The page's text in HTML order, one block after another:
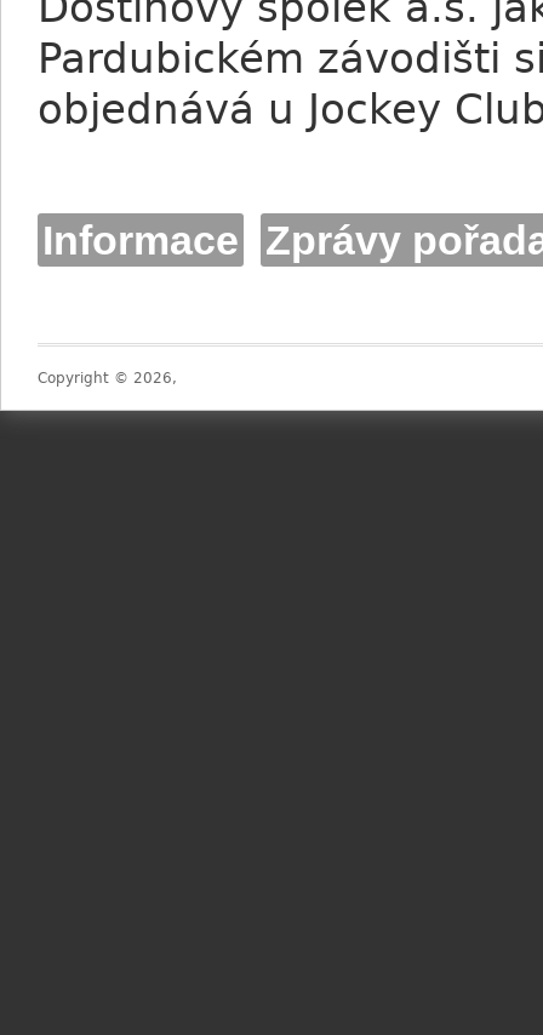
Pardubickém závodišti
objednává u Jockey
Informace Zprávy
Copyright © 2026,